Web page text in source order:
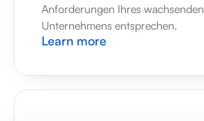
Anforderungen Ihres wachsenden
Unternehmens entsprechen.
Learn more